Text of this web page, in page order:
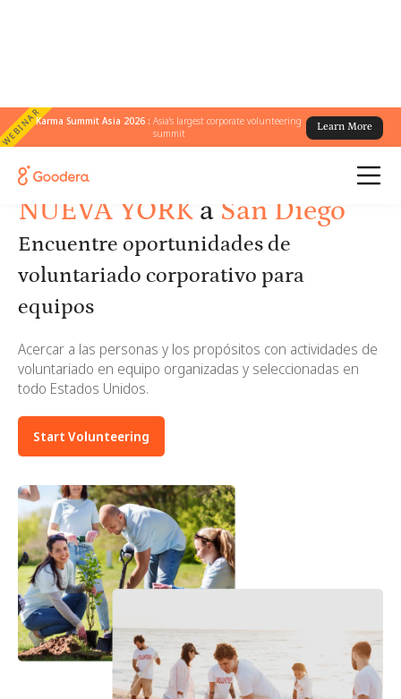
WEBINARKarma Summit Asia 2026 :Asia's largest corporate volunteering
summit
Learn More
← Encuentra oportunidades de voluntariado
NUEVA YORK a San Diego
Encuentre oportunidades de
voluntariado corporativo para
equipos
Acercar a las personas y los propósitos con actividades de
voluntariado en equipo organizadas y seleccionadas en
todo Estados Unidos.
Start Volunteering